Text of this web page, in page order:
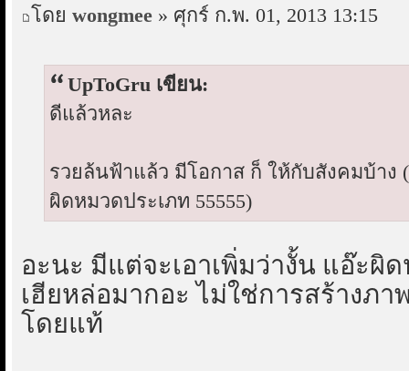
โดย wongmee » ศุกร์ ก.พ. 01, 2013 13:15
UpToGru เขียน:
ดีแล้วหละ
รวยล้นฟ้าแล้ว มีโอกาส ก็ ให้กับสังคมบ้าง
ผิดหมวดประเภท 55555)
อะนะ มีแต่จะเอาเพิ่มว่างั้น แอ๊ะผิ
เฮียหล่อมากอะ ไม่ใช่การสร้างภ
โดยแท้